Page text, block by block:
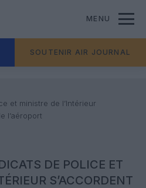
MENU
SOUTENIR AIR JOURNAL
et ministre de l’Intérieur
l’aéroport
DE POLICE ET
S’ACCORDENT